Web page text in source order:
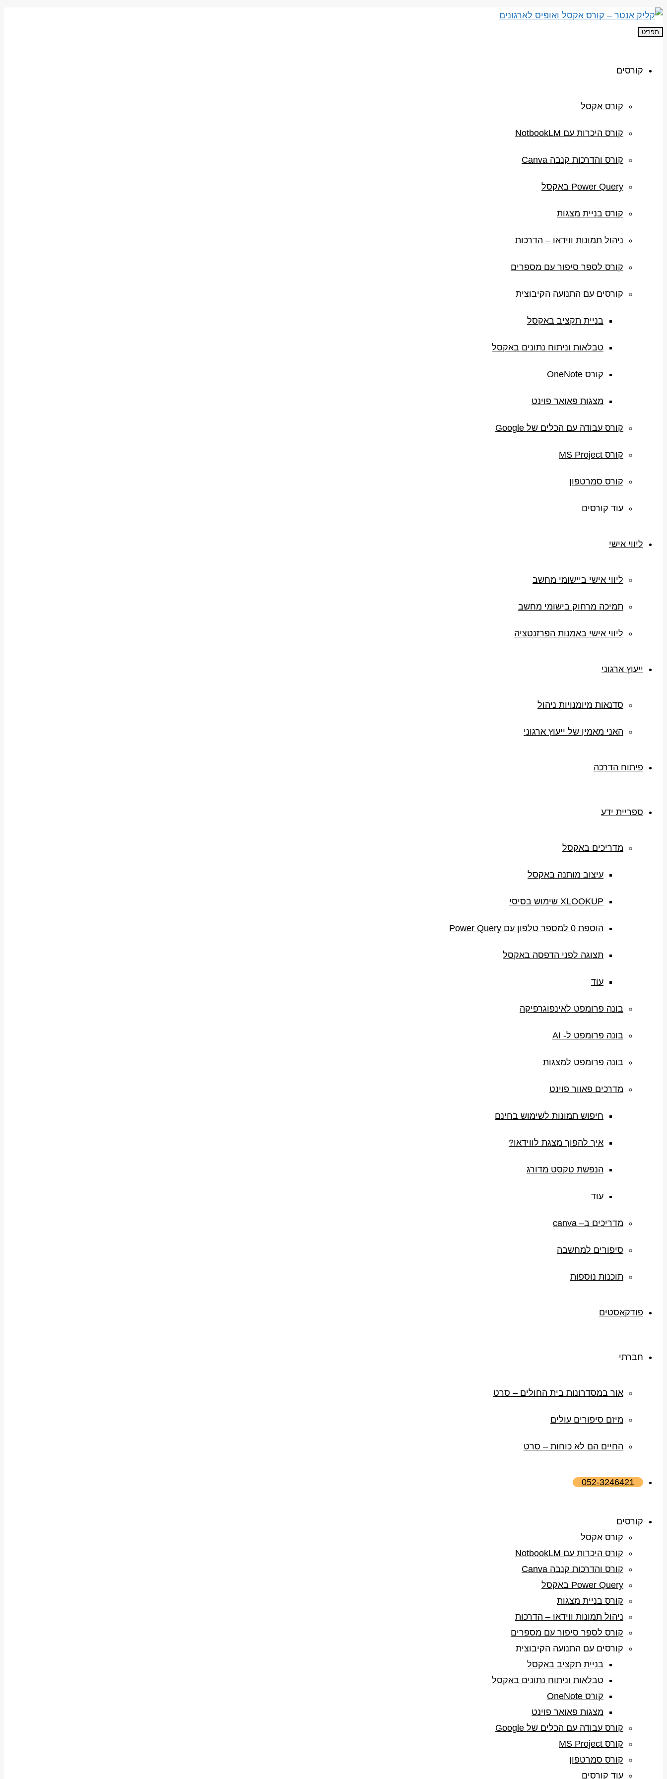
תפריט
קורסים
קורס אקסל
קורס היכרות עם NotbookLM
קורס והדרכות קנבה Canva
Power Query באקסל
קורס בניית מצגות
ניהול תמונות ווידאו – הדרכות
קורס לספר סיפור עם מספרים
קורסים עם התנועה הקיבוצית
בניית תקציב באקסל
טבלאות וניתוח נתונים באקסל
קורס OneNote
מצגות פאואר פוינט
קורס עבודה עם הכלים של Google
קורס MS Project
קורס סמרטפון
עוד קורסים
ליווי אישי
ליווי אישי ביישומי מחשב
תמיכה מרחוק בישומי מחשב
ליווי אישי באמנות הפרזנטציה
ייעוץ ארגוני
סדנאות מיומנויות ניהול
האני מאמין של ייעוץ ארגוני
פיתוח הדרכה
ספריית ידע
מדריכים באקסל
עיצוב מותנה באקסל
XLOOKUP שימוש בסיסי
הוספת 0 למספר טלפון עם Power Query
תצוגה לפני הדפסה באקסל
עוד
בונה פרומפט לאינפוגרפיקה
בונה פרומפט ל- AI
בונה פרומפט למצגות
מדרכים פאוור פוינט
חיפוש תמונות לשימוש בחינם
איך להפוך מצגת לווידאו?
הנפשת טקסט מדורג
עוד
מדריכים ב– canva
סיפורים למחשבה
תוכנות נוספות
פודקאסטים
חברתי
אור במסדרונות בית החולים – סרט
מיזם סיפורים עולים
החיים הם לא כוחות – סרט
052-3246421
קורסים
קורס אקסל
קורס היכרות עם NotbookLM
קורס והדרכות קנבה Canva
Power Query באקסל
קורס בניית מצגות
ניהול תמונות ווידאו – הדרכות
קורס לספר סיפור עם מספרים
קורסים עם התנועה הקיבוצית
בניית תקציב באקסל
טבלאות וניתוח נתונים באקסל
קורס OneNote
מצגות פאואר פוינט
קורס עבודה עם הכלים של Google
קורס MS Project
קורס סמרטפון
עוד קורסים